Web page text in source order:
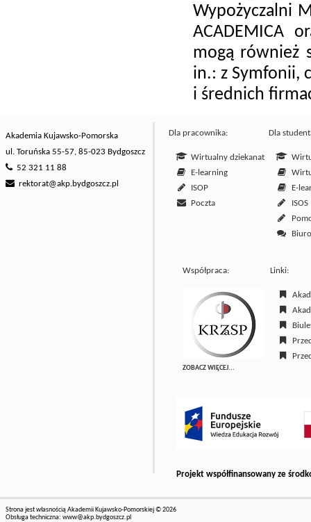
Wypożyczalni
ACADEMICA
mogą również
in.: z Symfonii,
i średnich
Akademia Kujawsko-Pomorska
ul. Toruńska 55-57, 85-023 Bydgoszcz
52 321 11 88
rektorat@akp.bydgoszcz.pl
Dla pracownika:
Wirtualny dziekanat
E-learning
ISOP
Poczta
Dla
E-
ISOS
Współpraca:
ZOBACZ WIĘCEJ...
Linki:
Projekt współfinansowany ze
Strona jest własnością Akademii Kujawsko-Pomorskiej © 2026
Obsługa techniczna: www@akp.bydgoszcz.pl